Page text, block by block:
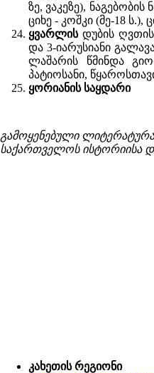
ზე, ვაკეზე), ნაგებობის
ციხე - კოშკი (მე-18
ყვარლის დუბის
და 3-იარუსიანი
ლაშარის წმინდა
პატიოსანი,
ყორიანის საყდარი
გამოყენებული
საქართველოს ისტორიისა
კახეთის რეგიონი